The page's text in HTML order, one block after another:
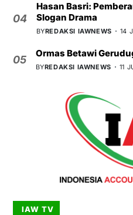
04
Hasan Basri:
Slogan Drama
BYREDAKSI IAWNEWS 14
05
Ormas Betawi
BYREDAKSI IAWNEWS 11
IAW TV